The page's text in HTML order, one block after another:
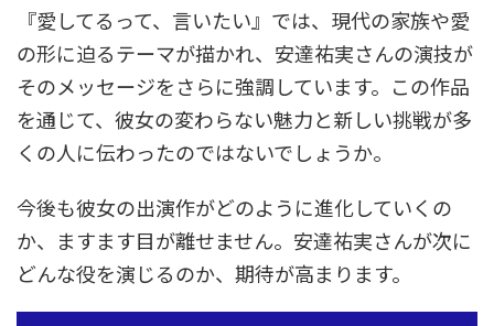
『愛してるって、言いたい』では、現代の家族や愛
の形に迫るテーマが描かれ、安達祐実さんの演技が
そのメッセージをさらに強調しています。この作品
を通じて、彼女の変わらない魅力と新しい挑戦が多
くの人に伝わったのではないでしょうか。
今後も彼女の出演作がどのように進化していくの
か、ますます目が離せません。安達祐実さんが次に
どんな役を演じるのか、期待が高まります。